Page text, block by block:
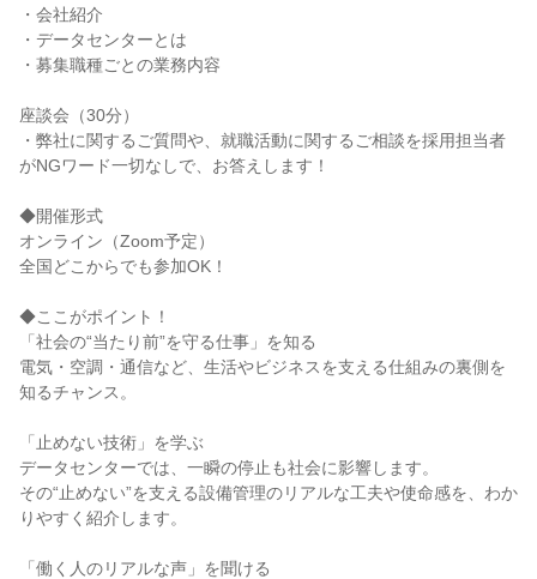
・会社紹介
・データセンターとは
・募集職種ごとの業務内容
座談会（30分）
・弊社に関するご質問や、就職活動に関するご相談を採用担当者
がNGワード一切なしで、お答えします！
◆開催形式
オンライン（Zoom予定）
全国どこからでも参加OK！
◆ここがポイント！
「社会の“当たり前”を守る仕事」を知る
電気・空調・通信など、生活やビジネスを支える仕組みの裏側を
知るチャンス。
「止めない技術」を学ぶ
データセンターでは、一瞬の停止も社会に影響します。
その“止めない”を支える設備管理のリアルな工夫や使命感を、わか
りやすく紹介します。
「働く人のリアルな声」を聞ける